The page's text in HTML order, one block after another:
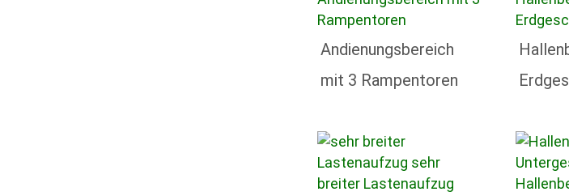
Andienungsbereich
mit 3 Rampentoren